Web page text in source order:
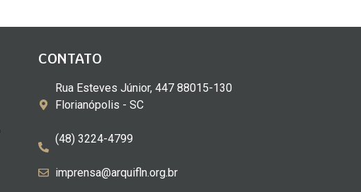
CONTATO
Rua Esteves Júnior, 447 88015-130
Florianópolis - SC
(48) 3224-4799
imprensa@arquifln.org.br